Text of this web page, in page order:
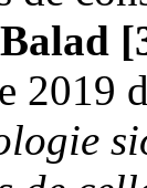
Balad
2019